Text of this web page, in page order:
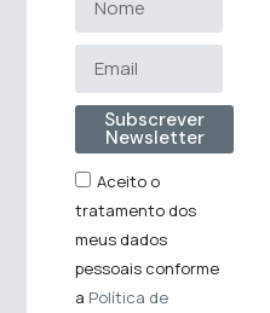
Aceito o
tratamento dos
meus dados
pessoais conforme
a Política de
Subscrever
Newsletter